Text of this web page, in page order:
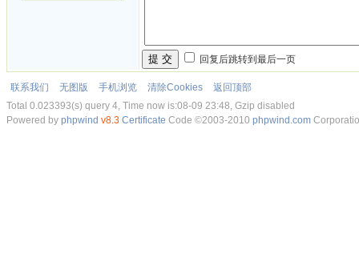
提 交 回复后跳转到最后一页
联系我们 无图版 手机浏览 清除Cookies
返回顶部
Total 0.023393(s) query 4, Time now is:08-09 23:48, Gzip disabled
Powered by phpwind v8.3 Certificate Code ©2003-2010 phpwind.com